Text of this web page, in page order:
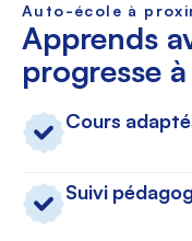
Auto-école à
Apprends
progresse
Cours
Suivi